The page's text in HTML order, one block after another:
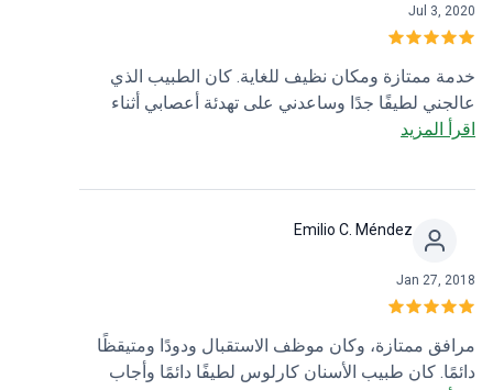
Jul 3, 2020
خدمة ممتازة ومكان نظيف للغاية. كان الطبيب الذي
عالجني لطيفًا جدًا وساعدني على تهدئة أعصابي أثناء
الإجراء.
اقرأ المزيد
Emilio C. Méndez
Jan 27, 2018
مرافق ممتازة، وكان موظف الاستقبال ودودًا ومتيقظًا
دائمًا. كان طبيب الأسنان كارلوس لطيفًا دائمًا وأجاب